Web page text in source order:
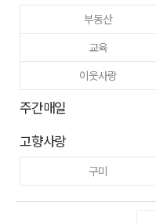
부동산
교육
이웃사랑
주간매일
고향사랑
구미